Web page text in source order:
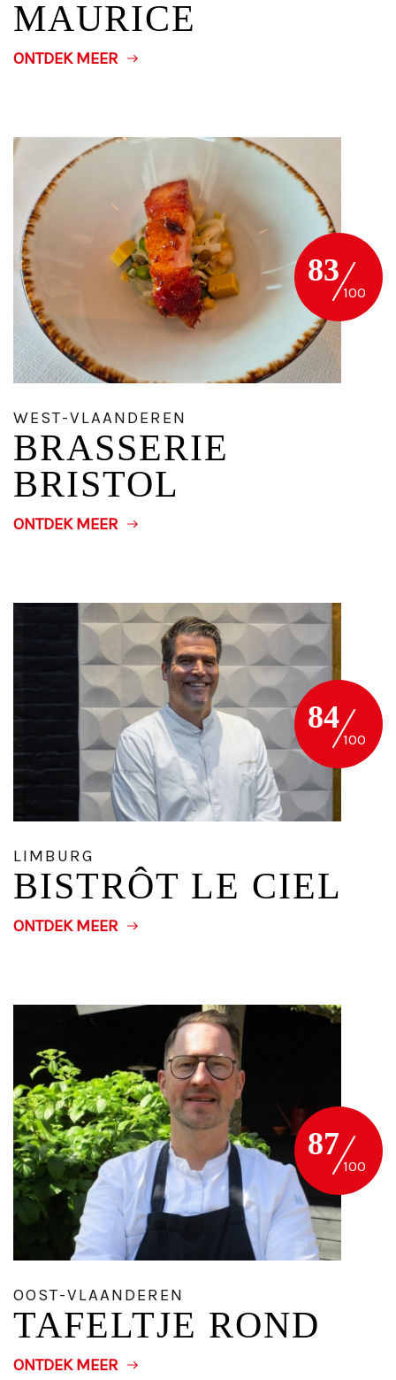
MAURICE
ONTDEK MEER
83
WEST-VLAANDEREN
BRASSERIE
BRISTOL
ONTDEK MEER
84
LIMBURG
BISTRÔT LE CIEL
ONTDEK MEER
87
OOST-VLAANDEREN
TAFELTJE ROND
ONTDEK MEER